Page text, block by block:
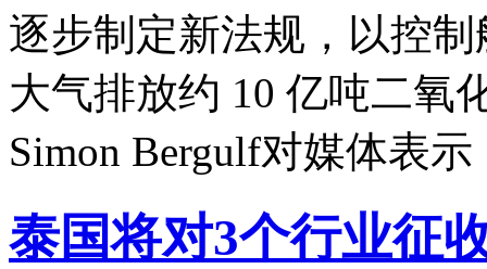
逐步制定新法规，以控
大气排放约 10 亿吨二氧
Simon Bergulf对媒体表
泰国将对3个行业征